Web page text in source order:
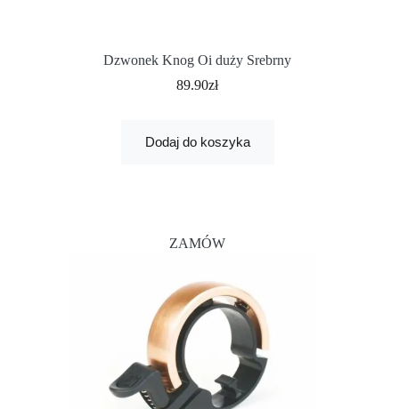
Dzwonek Knog Oi duży Srebrny
89.90zł
Dodaj do koszyka
ZAMÓW